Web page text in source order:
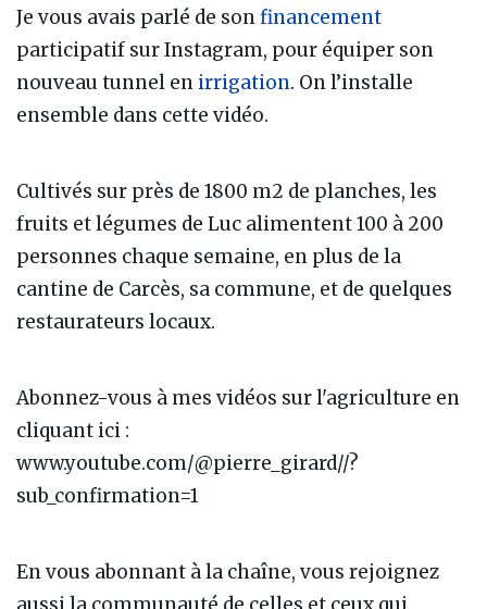
Je vous avais parlé de sonfinancement
participatif sur Instagram, pour équiper son
nouveau tunnel en irrigation. On l’installe
ensemble dans cette vidéo.
Cultivés sur près de 1800 m2 de planches, les
fruits et légumes de Luc alimentent 100 à 200
personnes chaque semaine, en plus de la
cantine de Carcès, sa commune, et de quelques
restaurateurs locaux.
Abonnez-vous à mes vidéos sur l'agriculture en
cliquant ici :
www.youtube.com/@pierre_girard//?
sub_confirmation=1
En vous abonnant à la chaîne, vous rejoignez